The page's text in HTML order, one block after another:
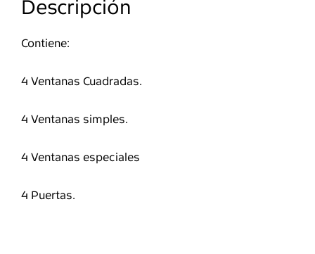
Descripción
Contiene:
4 Ventanas Cuadradas.
4 Ventanas simples.
4 Ventanas especiales
4 Puertas.